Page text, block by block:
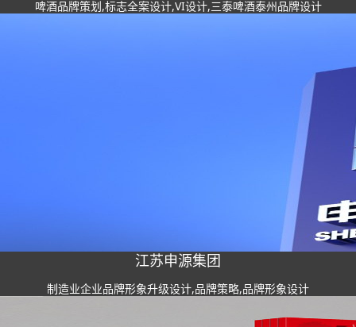
啤酒品牌策划,标志全案设计,VI设计,三泰啤酒泰州品牌设计
江苏申源集团
制造业企业品牌形象升级设计,品牌策略,品牌形象设计